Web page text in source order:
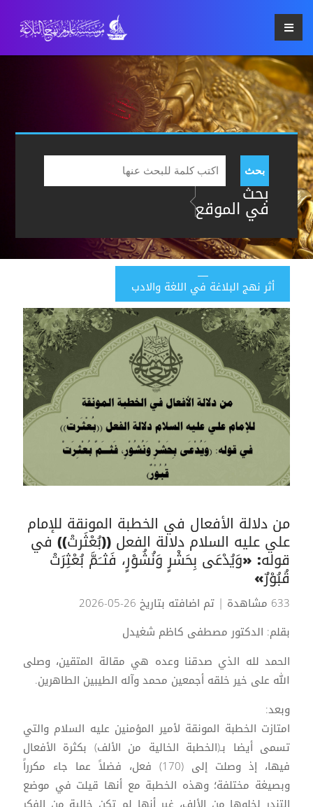
بحث
بحث
في الموقع
أثر نهج البلاغة في اللغة والادب
من دلالة الأفعال في الخطبة المونقة للإمام
علي عليه السلام دلالة الفعل ((بُعْثَرتْ)) في
قوله: «وَيُدْعَى بِحَشْرٍ وَنُشُوْرٍ، فَثــَمَّ بُعْثِرَتْ
قُبُوْرٌ»
633 مشاهدة
| تم اضافته بتاريخ 26-05-2026
بقلم: الدكتور مصطفى كاظم شغيدل
الحمد لله الذي صدقنا وعده هي مقالة المتقين، وصلى
الله على خير خلقه أجمعين محمد وآله الطيبين الطاهرين.
وبعد:
امتازت الخطبة المونقة لأمير المؤمنين عليه السلام والتي
تسمى أيضا بـ(الخطبة الخالية من الألف) بكثرة الأفعال
فيها، إذ وصلت إلى (170) فعل، فضلاً عما جاء مكرراً
وبصيغة مختلفة؛ وهذه الخطبة مع أنها قيلت في موضع